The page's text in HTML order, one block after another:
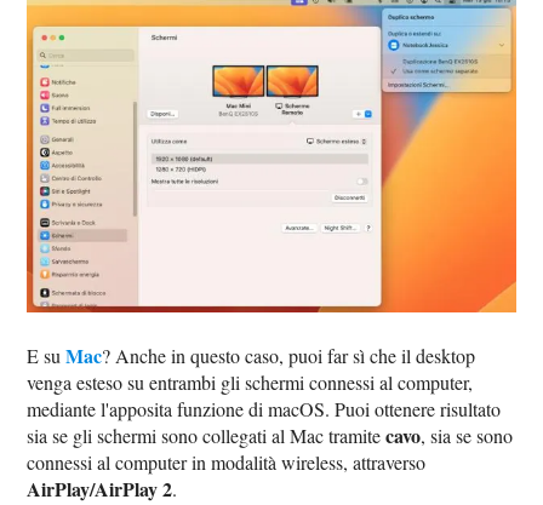
E suMac? Anche in questo caso, puoi far sì che il desktop
venga esteso su entrambi gli schermi connessi al computer,
mediante l'apposita funzione di macOS. Puoi ottenere risultato
sia se gli schermi sono collegati al Mac tramitecavo, sia se sono
connessi al computer in modalità wireless, attraverso
AirPlay/AirPlay 2.